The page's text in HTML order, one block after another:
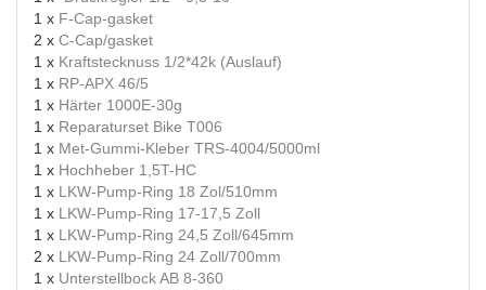
1 x F-Cap-gasket
2 x C-Cap/gasket
1 x Kraftstecknuss 1/2*42k (Auslauf)
1 x RP-APX 46/5
1 x Härter 1000E-30g
1 x Reparaturset Bike T006
1 x Met-Gummi-Kleber TRS-4004/5000ml
1 x Hochheber 1,5T-HC
1 x LKW-Pump-Ring 18 Zol/510mm
1 x LKW-Pump-Ring 17-17,5 Zoll
1 x LKW-Pump-Ring 24,5 Zoll/645mm
2 x LKW-Pump-Ring 24 Zoll/700mm
1 x Unterstellbock AB 8-360